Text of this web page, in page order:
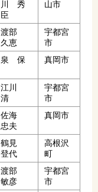
川 秀
臣
山市
渡部
久恵
宇都宮
市
泉 保 真岡市
江川
清
宇都宮
市
佐海
忠夫
真岡市
鶴見
登代
高根沢
町
渡部
敏彦
宇都宮
市